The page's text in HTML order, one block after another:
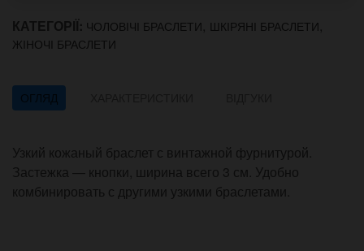
КАТЕГОРІЇ: ЧОЛОВІЧІ БРАСЛЕТИ, ШКІРЯНІ БРАСЛЕТИ,
ЖІНОЧІ БРАСЛЕТИ
ОГЛЯД
Узкий кожаный браслет с винтажной фурнитурой.
Застежка — кнопки, ширина всего 3 см. Удобно
комбинировать с другими узкими браслетами.